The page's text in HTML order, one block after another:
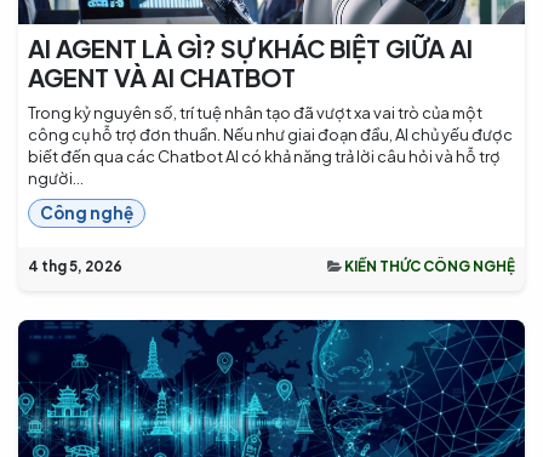
AI AGENT LÀ GÌ? SỰ KHÁC BIỆT GIỮA AI
AGENT VÀ AI CHATBOT
Trong kỷ nguyên số, trí tuệ nhân tạo đã vượt xa vai trò của một
công cụ hỗ trợ đơn thuần. Nếu như giai đoạn đầu, AI chủ yếu được
biết đến qua các Chatbot AI có khả năng trả lời câu hỏi và hỗ trợ
người...
Công nghệ
4 thg 5, 2026 KIẾN THỨC CÔNG NGHỆ